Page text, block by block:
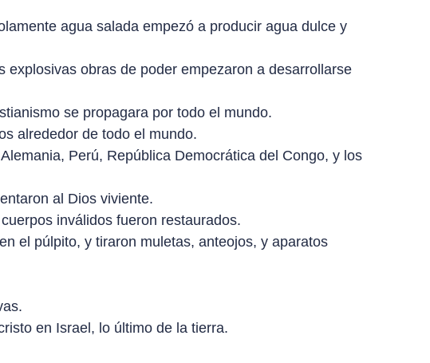
agua salada empezó a producir agua dulce y
obras de poder empezaron a desarrollarse
se propagara por todo el mundo.
alrededor de todo el mundo.
Perú, República Democrática del Congo, y los
al Dios viviente.
inválidos fueron restaurados.
el púlpito, y tiraron muletas, anteojos, y aparatos
en Israel, lo último de la tierra.